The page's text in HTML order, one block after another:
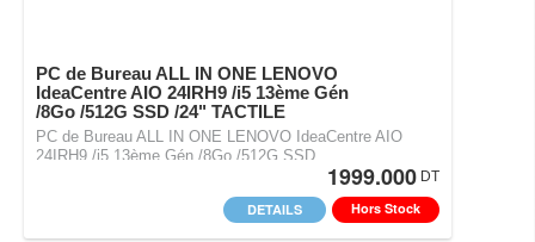
PC de Bureau ALL IN ONE LENOVO
IdeaCentre AIO 24IRH9 /i5 13ème Gén
/8Go /512G SSD /24" TACTILE
PC de Bureau ALL IN ONE LENOVO IdeaCentre AIO
24IRH9 /i5 13ème Gén /8Go /512G SSD…
1999.000 DT
Hors Stock
DETAILS